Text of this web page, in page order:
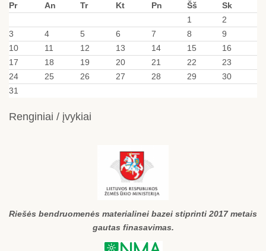
Pr
An Tr Kt Pn Šš
Sk
1
2
3
4 5 6 7 8
9
10
11 12 13 14 15
16
17
18 19 20 21 22
23
24
25 26 27 28 29
30
31
Renginiai / įvykiai
Riešės bendruomenės materialinei bazei stiprinti 2017 metais
gautas finasavimas.